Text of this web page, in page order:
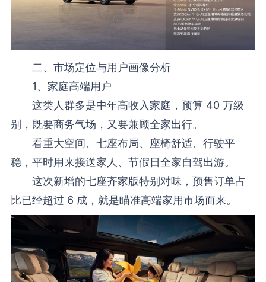
二、市场定位与用户画像分析
1、家庭高端用户
这类人群多是中年高收入家庭，预算 40 万级
别，既要商务气场，又要兼顾全家出行。
看重大空间、七座布局、座椅舒适、行驶平
稳，平时用来接送家人、节假日全家自驾出游。
这次新增的七座齐家版特别对味，预售订单占
比已经超过 6 成，就是瞄准高端家用市场而来。